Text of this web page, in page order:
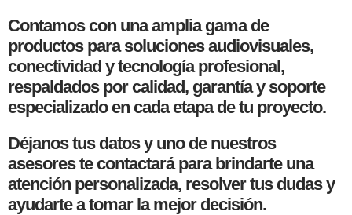
Contamos con una amplia gama de
productos para soluciones audiovisuales,
conectividad y tecnología profesional,
respaldados por calidad, garantía y soporte
especializado en cada etapa de tu proyecto.
Déjanos tus datos y uno de nuestros
asesores te contactará para brindarte una
atención personalizada, resolver tus dudas y
ayudarte a tomar la mejor decisión.